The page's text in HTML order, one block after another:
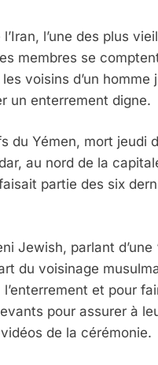
l’une des plus
membres se
voisins d’un
un enterrement digne.
du Yémen, mort jeudi
au nord de la
partie des six
Jewish, parlant
du voisinage
et pour
pour assurer à
de la cérémonie.